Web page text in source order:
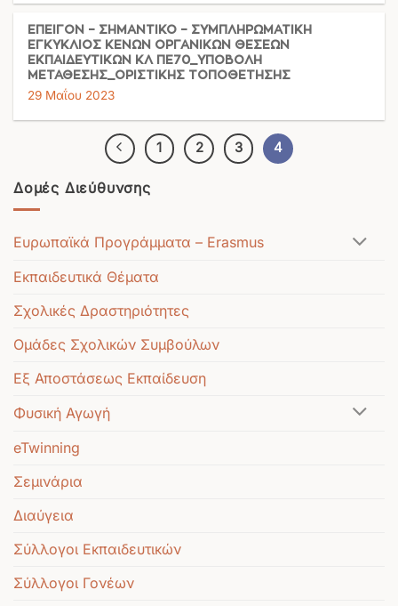
Δομές Διεύθυνσης
Ευρωπαϊκά Προγράμματα – Erasmus
Εκπαιδευτικά Θέματα
Σχολικές Δραστηριότητες
Ομάδες Σχολικών Συμβούλων
Εξ Αποστάσεως Εκπαίδευση
Φυσική Αγωγή
eTwinning
Σεμινάρια
Διαύγεια
Σύλλογοι Εκπαιδευτικών
Σύλλογοι Γονέων
ΕΠΕΙΓΟΝ – ΣΗΜΑΝΤΙΚΟ – ΣΥΜΠΛΗΡΩΜΑΤΙΚΗ
ΕΓΚΥΚΛΙΟΣ ΚΕΝΩΝ ΟΡΓΑΝΙΚΩΝ ΘΕΣΕΩΝ
ΕΚΠΑΙΔΕΥΤΙΚΩΝ ΚΛ ΠΕ70_ΥΠΟΒΟΛΗ
ΜΕΤΑΘΕΣΗΣ_ΟΡΙΣΤΙΚΗΣ ΤΟΠΟΘΕΤΗΣΗΣ
29 Μαΐου 2023
1 2 3 4